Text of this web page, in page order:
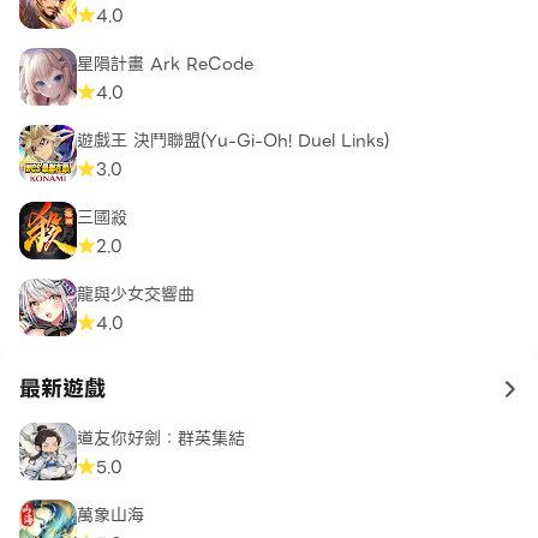
4.0
星隕計畫 Ark ReCode
4.0
遊戲王 決鬥聯盟(Yu-Gi-Oh! Duel Links)
3.0
三國殺
2.0
龍與少女交響曲
4.0
最新遊戲 to
道友你好劍：群英集結
5.0
萬象山海